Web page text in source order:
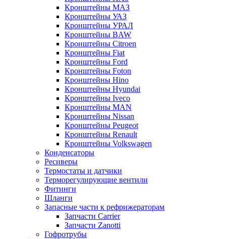
Кронштейны МАЗ
Кронштейны УАЗ
Кронштейны УРАЛ
Кронштейны BAW
Кронштейны Citroen
Кронштейны Fiat
Кронштейны Ford
Кронштейны Foton
Кронштейны Hino
Кронштейны Hyundai
Кронштейны Iveco
Кронштейны MAN
Кронштейны Nissan
Кронштейны Peugeot
Кронштейны Renault
Кронштейны Volkswagen
Конденсаторы
Ресиверы
Термостаты и датчики
Терморегулирующие вентили
Фитинги
Шланги
Запасные части к рефрижераторам
Запчасти Carrier
Запчасти Zanotti
Гофротрубы